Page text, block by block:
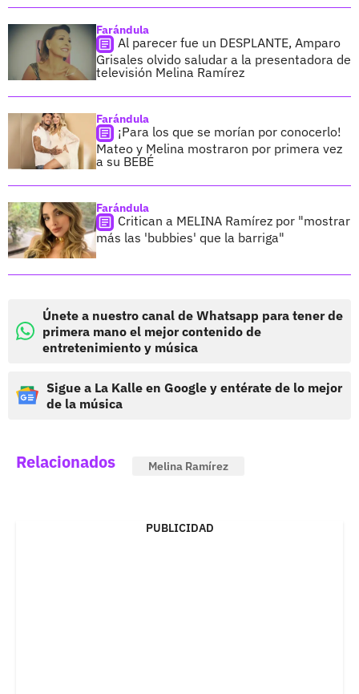
Farándula
Al parecer fue un DESPLANTE, Amparo
Grisales olvido saludar a la presentadora de
televisión Melina Ramírez
Farándula
¡Para los que se morían por conocerlo!
Mateo y Melina mostraron por primera vez
a su BEBÉ
Farándula
Critican a MELINA Ramírez por "mostrar
más las 'bubbies' que la barriga"
Únete a nuestro canal de Whatsapp para tener de
primera mano el mejor contenido de
entretenimiento y música
Sigue a La Kalle en Google y entérate de lo mejor
de la música
Relacionados Melina Ramírez
PUBLICIDAD